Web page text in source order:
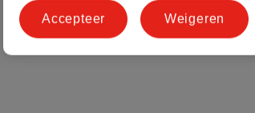
kwaliteit. De fitnessapparaten en
daarnaast is er veel aandacht besteedt aan
Weigeren
Accepteer